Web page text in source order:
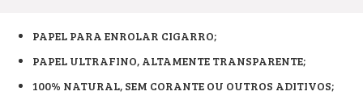
PAPEL PARA ENROLAR CIGARRO;
PAPEL ULTRAFINO, ALTAMENTE TRANSPARENTE;
100% NATURAL, SEM CORANTE OU OUTROS ADITIVOS;